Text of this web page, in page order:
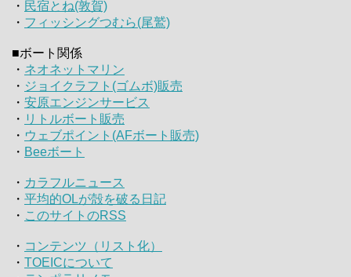
・ 民宿とね(敦賀)
・ フィッシングつむら(尾鷲)
■ボート関係
・ ネオネットマリン
・ ジョイクラフト(ゴムボ)販売
・ 安原エンジンサービス
・ リトルボート販売
・ ウェブポイント(AFボート販売)
・ Beeボート
・ カラフルニュース
・ 平均的OLが殻を破る日記
・ このサイトのRSS
・ コンテンツ（リスト化）
・ TOEICについて